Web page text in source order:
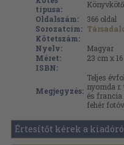
típusa:
Oldalszám:
366 oldal
Sorozatcím:
Kötetszám:
Nyelv:
Magyar
Méret:
23 cm x
ISBN:
Megjegyzés:
Teljes
nyomda r.
és francia
fehér
Értesítőt kérek a